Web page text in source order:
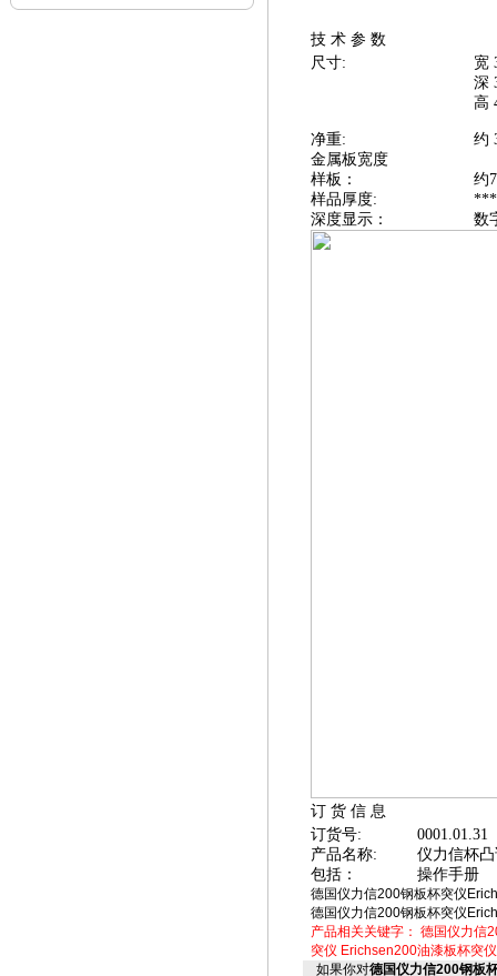
技 术 参 数
尺寸:
宽
深
高
净重:
约
金属板宽度
样板：
约
样品厚度:
***
深度显示：
数
订 货 信 息
订货号:
0001.01.31
产品名称:
仪力信杯
包括：
操作手册
德国仪力信200钢板杯突仪
德国仪力信200钢板杯突仪
产品相关关键字： 德国仪力信
突仪 Erichsen200油漆板杯突仪
如果你对德国仪力信200钢板